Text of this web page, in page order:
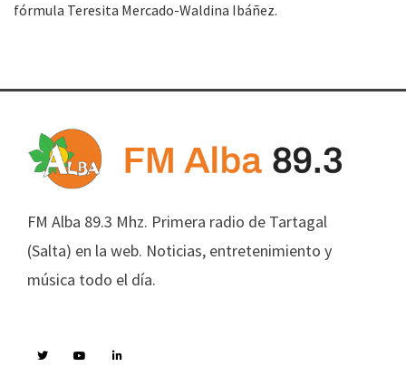
fórmula Teresita Mercado-Waldina Ibáñez.
FM Alba 89.3 Mhz. Primera radio de Tartagal
(Salta) en la web. Noticias, entretenimiento y
música todo el día.